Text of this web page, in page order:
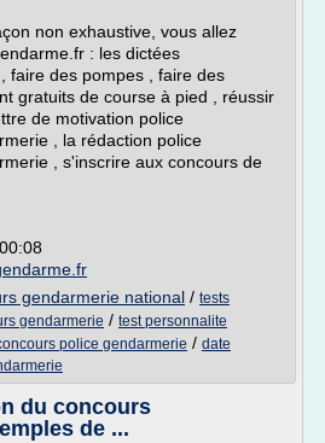
non exhaustive, vous allez
: les dictées
faire des pompes , faire des
gratuits de course à pied , réussir
de motivation police
, la rédaction police
, s'inscrire aux concours de
gendarmerie national / tests
gendarmerie / test personnalite
police gendarmerie / date
du concours
de ...